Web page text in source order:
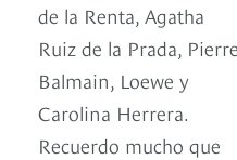
de la Renta, Agatha
Ruiz de la Prada, Pierre
Balmain, Loewe y
Carolina Herrera.
Recuerdo mucho que